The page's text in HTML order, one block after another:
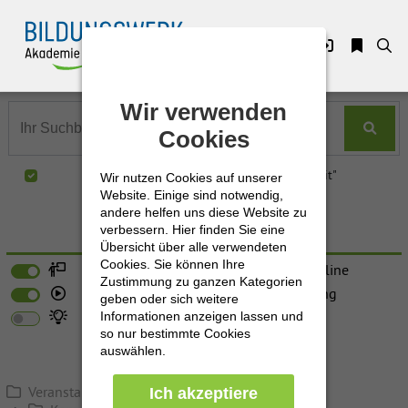
Zuklappen
Loading
Loading
Nur in "Kommunikation & Zusammenarbeit"
Erweiterte Suche
Präsenz
Live-Online
E-Learning
Förderung
Neu
Veranstaltungen - Seminare - Workshops
Wir verwenden
Cookies
Wir nutzen Cookies auf unserer
Website. Einige sind notwendig,
andere helfen uns diese Website zu
verbessern. Hier finden Sie eine
Übersicht über alle verwendeten
Cookies. Sie können Ihre
Zustimmung zu ganzen Kategorien
geben oder sich weitere
Informationen anzeigen lassen und
so nur bestimmte Cookies
auswählen.
Ich akzeptiere
Wir verwenden
Cookies
Wir nutzen Cookies auf unserer
Website. Einige sind notwendig,
andere helfen uns diese Website zu
verbessern. Hier finden Sie eine
Übersicht über alle verwendeten
Cookies. Sie können Ihre
Zustimmung zu ganzen Kategorien
geben oder sich weitere
Informationen anzeigen lassen und
so nur bestimmte Cookies
auswählen.
Ich akzeptiere